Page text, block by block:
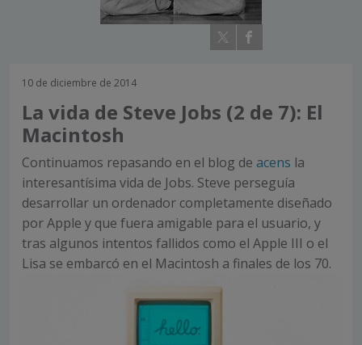
10 de diciembre de 2014
La vida de Steve Jobs (2 de 7): El
Macintosh
Continuamos repasando en el blog de acens la
interesantísima vida de Jobs. Steve perseguía
desarrollar un ordenador completamente diseñado
por Apple y que fuera amigable para el usuario, y
tras algunos intentos fallidos como el Apple III o el
Lisa se embarcó en el Macintosh a finales de los 70.